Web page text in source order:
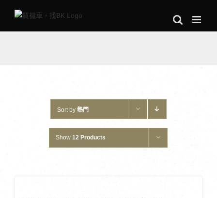
Sort by 熱門
Show 12 Products